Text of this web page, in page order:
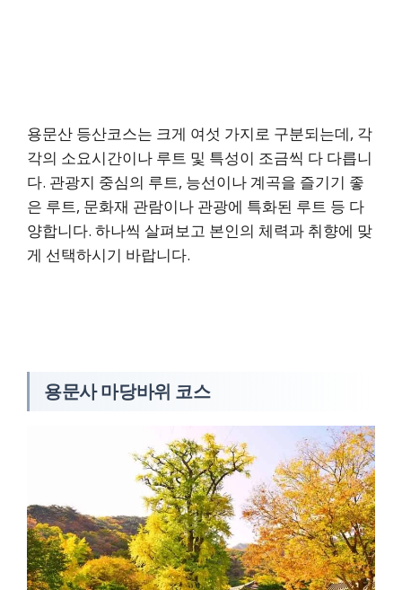
용문산 등산코스는 크게 여섯 가지로 구분되는데, 각
각의 소요시간이나 루트 및 특성이 조금씩 다 다릅니
다. 관광지 중심의 루트, 능선이나 계곡을 즐기기 좋
은 루트, 문화재 관람이나 관광에 특화된 루트 등 다
양합니다. 하나씩 살펴보고 본인의 체력과 취향에 맞
게 선택하시기 바랍니다.
용문사 마당바위 코스